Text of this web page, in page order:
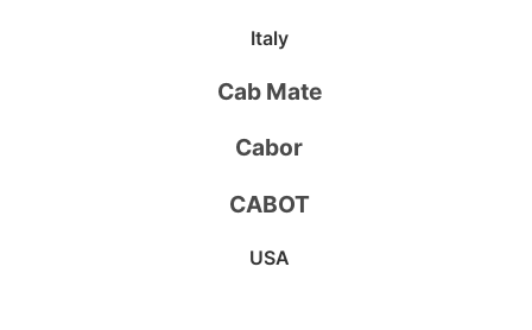
Italy
Cab Mate
Cabor
CABOT
USA